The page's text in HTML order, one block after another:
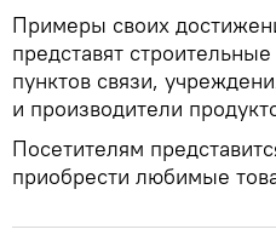
Примеры своих
представят
пунктов связи,
и производители
Посетителям
приобрести любимые